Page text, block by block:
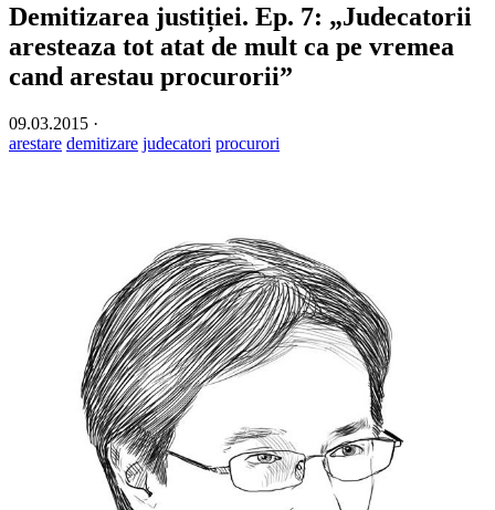
Demitizarea justiției. Ep. 7: „Judecatorii
aresteaza tot atat de mult ca pe vremea
cand arestau procurorii”
09.03.2015 ·
arestare demitizare judecatori procurori